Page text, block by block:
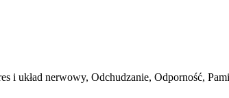
i układ nerwowy, Odchudzanie, Odporność,